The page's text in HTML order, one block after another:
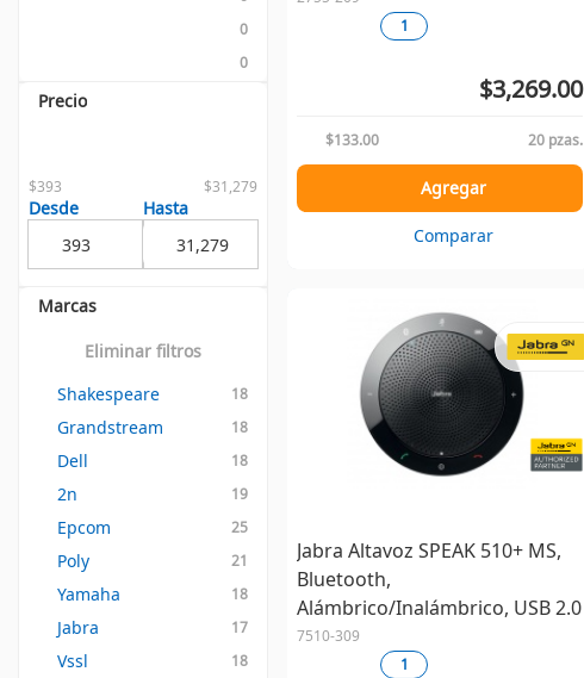
0
0
Precio
$393 $31,279
Desde Hasta
Marcas
Eliminar filtros
Shakespeare
18
Grandstream 18
Dell 18
2n 19
Epcom 25
Poly 21
Yamaha 18
Jabra 17
Vssl 18
1
$3,269.00
$133.00 20 pzas.
Agregar
Comparar
Jabra Altavoz SPEAK 510+ MS,
Bluetooth,
Alámbrico/Inalámbrico, USB 2.0
7510-309
1